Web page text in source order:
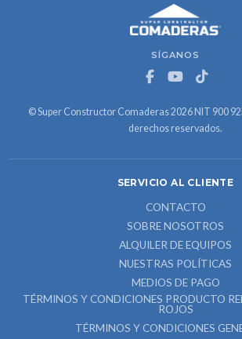
SÍGANOS
© Super Constructor Comaderas 2026 NIT 900
derechos reservados.
SERVICIO AL CLIENTE
CONTACTO
SOBRE NOSOTROS
ALQUILER DE EQUIPOS
NUESTRAS POLÍTICAS
MEDIOS DE PAGO
TÉRMINOS Y CONDICIONES PRODUCTO
ROJOS
TÉRMINOS Y CONDICIONES